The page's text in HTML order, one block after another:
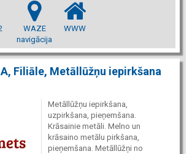
WAZE
navigācija
WWW
Filiāle, Metāllūžņu iepirkšana
Metāllūžņu iepirkšana,
uzpirkšana, pieņemšana.
Krāsainie metāli. Melno un
krāsaino metālu pirkšana,
pieņemšana. Metāllūžņi no